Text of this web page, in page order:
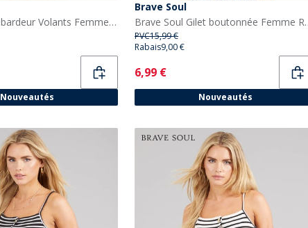
Brave Soul Débardeur Volants Femme Sweetie Blanc
Nouveautés
Brave Soul
Brave Soul
PVC15,99 €
Rabais9,00 €
Current
6,99 €
Nouveautés